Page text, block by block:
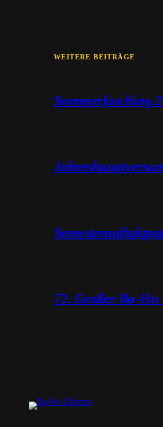
WEITERE BEITRÄGE
Sommerfasching
72. Großer Ba-Hu